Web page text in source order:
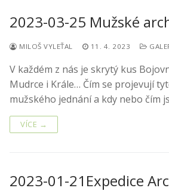
2023-03-25 Mužské
MILOŠ VYLEŤAL 11. 4. 2023
V každém z nás je skrytý kus
Mudrce i Krále… Čím se projevují
mužského jednání a kdy nebo čím
VÍCE →
2023-01-21Expedice